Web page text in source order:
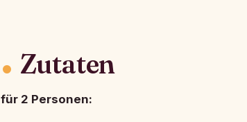
Zutaten
für 2 Personen: